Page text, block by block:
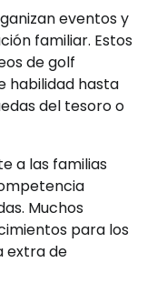
eventos y
familiar. Estos
de golf
habilidad hasta
del tesoro o
a las familias
Muchos
para los
extra de